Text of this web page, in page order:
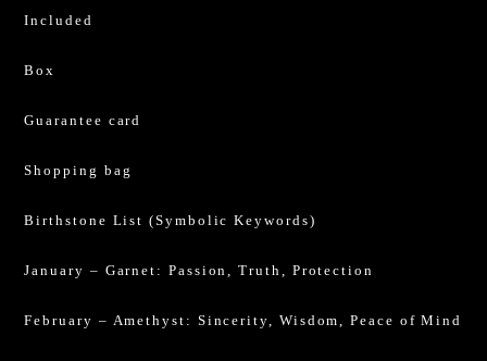
Included
Box
Guarantee card
Shopping bag
Birthstone List (Symbolic Keywords)
January – Garnet: Passion, Truth, Protection
February – Amethyst: Sincerity, Wisdom, Peace of Mind